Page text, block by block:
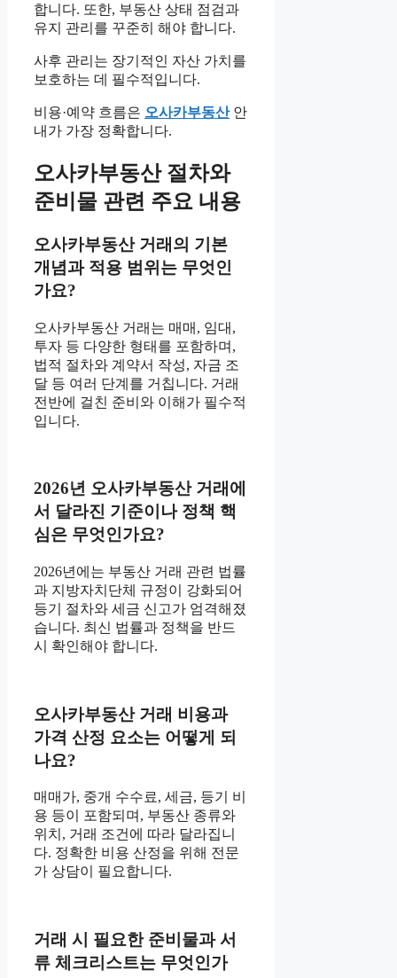
합니다. 또한, 부동산 상태 점검과
유지 관리를 꾸준히 해야 합니다.
사후 관리는 장기적인 자산 가치를
보호하는 데 필수적입니다.
비용·예약 흐름은 오사카부동산안
내가 가장 정확합니다.
오사카부동산 절차와
준비물 관련 주요 내용
오사카부동산 거래의 기본
개념과 적용 범위는 무엇인
가요?
오사카부동산 거래는 매매, 임대,
투자 등 다양한 형태를 포함하며,
법적 절차와 계약서 작성, 자금 조
달 등 여러 단계를 거칩니다. 거래
전반에 걸친 준비와 이해가 필수적
입니다.
2026년 오사카부동산 거래에
서 달라진 기준이나 정책 핵
심은 무엇인가요?
2026년에는 부동산 거래 관련 법률
과 지방자치단체 규정이 강화되어
등기 절차와 세금 신고가 엄격해졌
습니다. 최신 법률과 정책을 반드
시 확인해야 합니다.
오사카부동산 거래 비용과
가격 산정 요소는 어떻게 되
나요?
매매가, 중개 수수료, 세금, 등기 비
용 등이 포함되며, 부동산 종류와
위치, 거래 조건에 따라 달라집니
다. 정확한 비용 산정을 위해 전문
가 상담이 필요합니다.
거래 시 필요한 준비물과 서
류 체크리스트는 무엇인가